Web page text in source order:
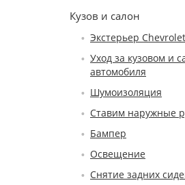
Кузов и салон
Экстерьер
Уход за кузовом и
автомобиля
Шумоизоляция
Ставим наружные
Бампер
Освещение
Снятие задних